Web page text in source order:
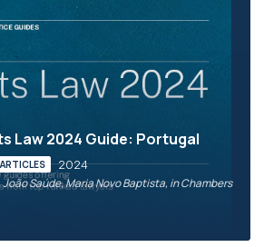
Law 2024 Guide: Portugal
2024
Saúde, Maria Novo Baptista, in Chambers